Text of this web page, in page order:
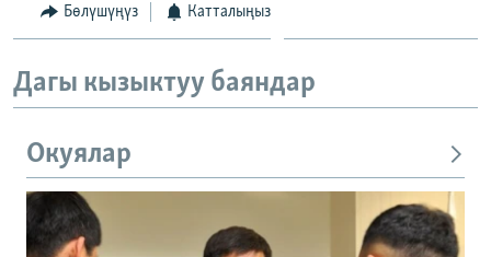
Бөлүшүңүз Катталыңыз
Дагы кызыктуу баяндар
Окуялар